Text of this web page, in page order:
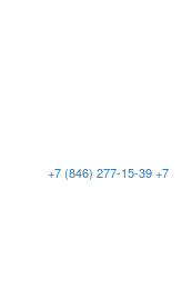
+7 (846) 277-15-39+7